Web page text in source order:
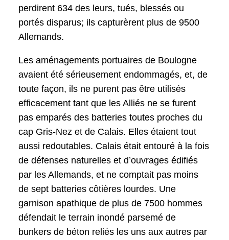
perdirent 634 des leurs, tués, blessés ou
portés disparus; ils capturèrent plus de 9500
Allemands.
Les aménagements portuaires de Boulogne
avaient été sérieusement endommagés, et, de
toute façon, ils ne purent pas être utilisés
efficacement tant que les Alliés ne se furent
pas emparés des batteries toutes proches du
cap Gris-Nez et de Calais. Elles étaient tout
aussi redoutables. Calais était entouré à la fois
de défenses naturelles et d’ouvrages édifiés
par les Allemands, et ne comptait pas moins
de sept batteries côtières lourdes. Une
garnison apathique de plus de 7500 hommes
défendait le terrain inondé parsemé de
bunkers de béton reliés les uns aux autres par